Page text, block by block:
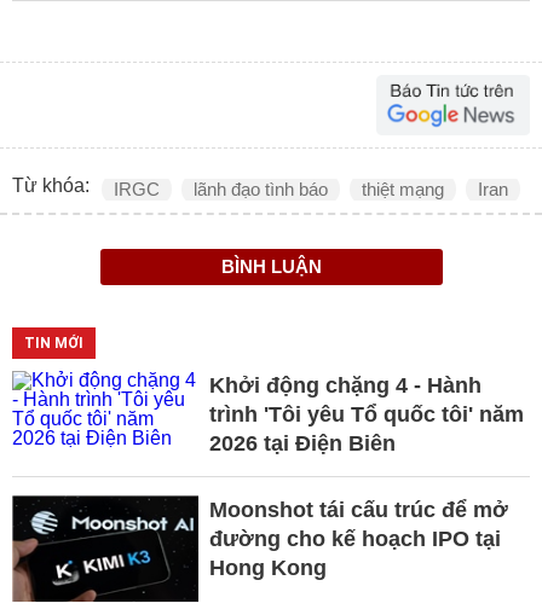
Từ khóa: IRGC lãnh đạo tình báo thiệt mạng Iran
BÌNH LUẬN
TIN MỚI
Khởi động chặng 4 - Hành
trình 'Tôi yêu Tổ quốc tôi' năm
2026 tại Điện Biên
Moonshot tái cấu trúc để mở
đường cho kế hoạch IPO tại
Hong Kong